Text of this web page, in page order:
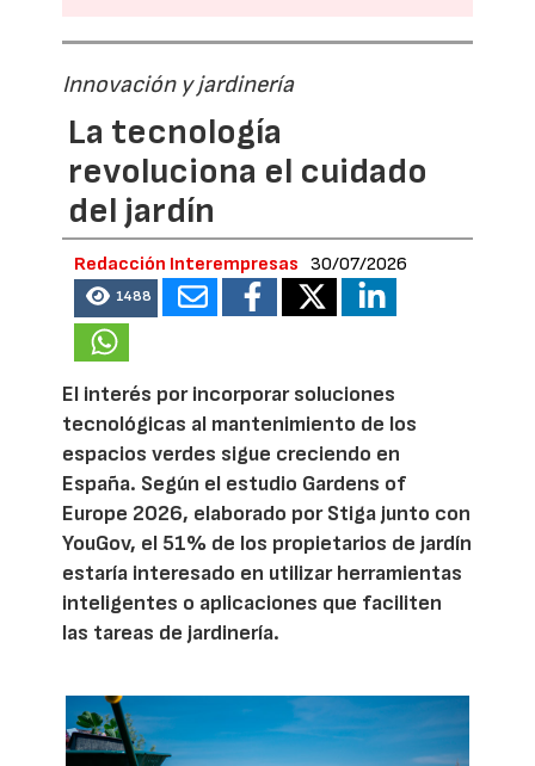
Innovación y jardinería
La tecnología
revoluciona el cuidado
del jardín
Redacción Interempresas 30/07/2026
1488
El interés por incorporar soluciones
tecnológicas al mantenimiento de los
espacios verdes sigue creciendo en
España. Según el estudio Gardens of
Europe 2026, elaborado por Stiga junto con
YouGov, el 51% de los propietarios de jardín
estaría interesado en utilizar herramientas
inteligentes o aplicaciones que faciliten
las tareas de jardinería.